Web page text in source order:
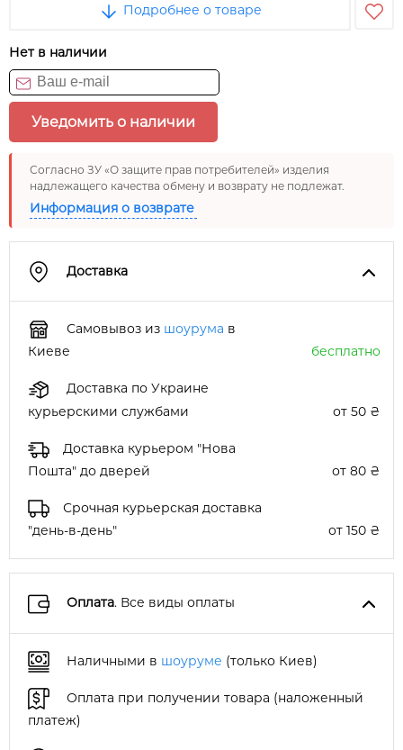
Подробнее о товаре
Нет в наличии
Уведомить о наличии
Согласно ЗУ «О защите прав потребителей» изделия
надлежащего качества обмену и возврату не подлежат.
Информация о возврате
Доставка
Самовывоз из шоурума в
Киеве
бесплатно
Доставка по Украине
курьерскими службами
от 50 ₴
Доставка курьером "Нова
Пошта" до дверей
от 80 ₴
Срочная курьерская доставка
"день-в-день"
от 150 ₴
Оплата. Все виды оплаты
Наличными в шоуруме (только Киев)
Оплата при получении товара (наложенный
платеж)